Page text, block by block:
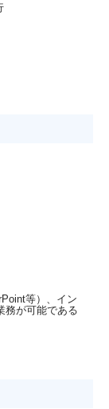
等）、イン
務が可能である